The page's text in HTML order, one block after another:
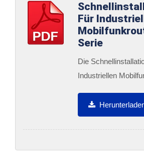
Für
Serie
Die
Industriellen